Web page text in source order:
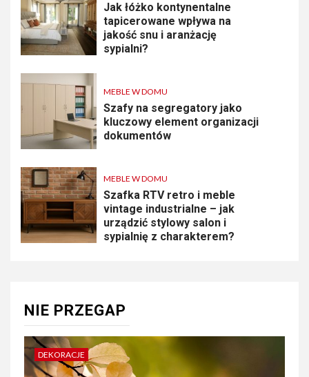
Jak łóżko kontynentalne
tapicerowane wpływa na
jakość snu i aranżację
sypialni?
MEBLE W DOMU
Szafy na segregatory jako
kluczowy element organizacji
dokumentów
MEBLE W DOMU
Szafka RTV retro i meble
vintage industrialne – jak
urządzić stylowy salon i
sypialnię z charakterem?
NIE PRZEGAP
DEKORACJE